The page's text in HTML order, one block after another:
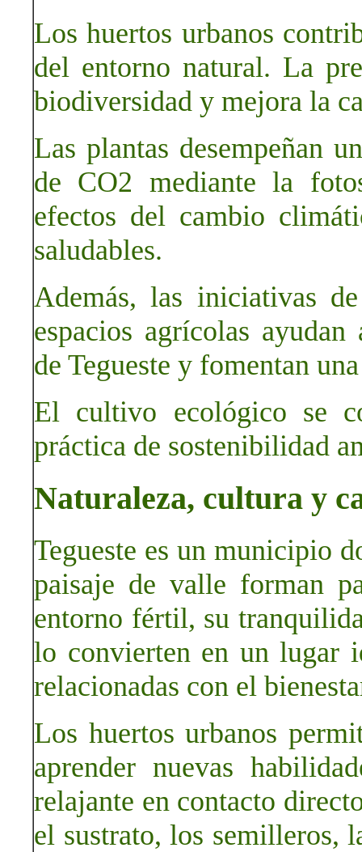
Los huertos urbanos
del entorno natural. La
biodiversidad y mejora la
Las plantas desempeñan
de CO2 mediante la
efectos del cambio
saludables.
Además, las iniciativas
espacios agrícolas
de Tegueste y fomentan
El cultivo ecológico se
práctica de sostenibilidad
Naturaleza, cultura y
Tegueste es un municipio
paisaje de valle forman
entorno fértil, su
lo convierten en un lugar
relacionadas con el
Los huertos urbanos
aprender nuevas
relajante en contacto
el sustrato, los semilleros,